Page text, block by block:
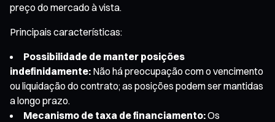
preço do mercado à vista.
Principais características:
Possibilidade de manter posições
indefinidamente: Não há preocupação com o vencimento
ou liquidação do contrato; as posições podem ser mantidas
a longo prazo.
Mecanismo de taxa de financiamento:Os